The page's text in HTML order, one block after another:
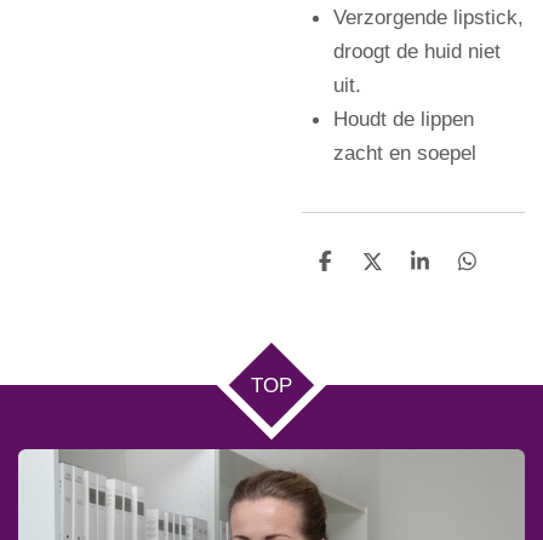
Verzorgende lipstick,
droogt de huid niet
uit.
Houdt de lippen
zacht en soepel
D
D
S
D
TOP